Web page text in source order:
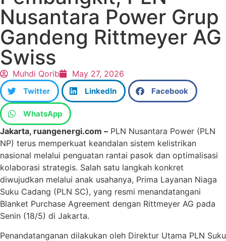
Nusantara Power Grup
Gandeng Rittmeyer AG
Swiss
Muhdi Qorib May 27, 2026
Twitter LinkedIn Facebook
WhatsApp
Jakarta, ruangenergi.com – PLN Nusantara Power (PLN
NP) terus memperkuat keandalan sistem kelistrikan
nasional melalui penguatan rantai pasok dan optimalisasi
kolaborasi strategis. Salah satu langkah konkret
diwujudkan melalui anak usahanya, Prima Layanan Niaga
Suku Cadang (PLN SC), yang resmi menandatangani
Blanket Purchase Agreement dengan Rittmeyer AG pada
Senin (18/5) di Jakarta.
Penandatanganan dilakukan oleh Direktur Utama PLN Suku